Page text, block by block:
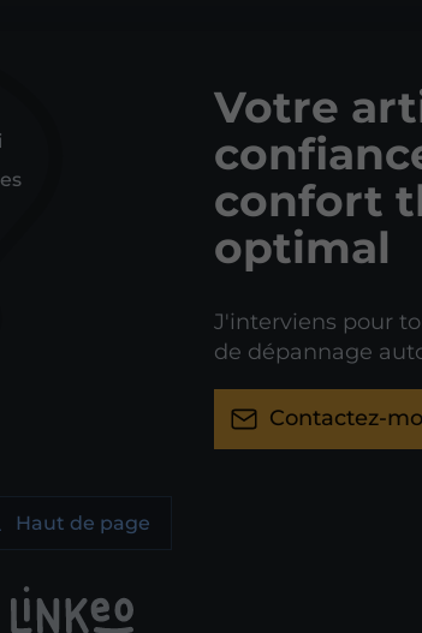
Votre
confort
optimal
J'interviens pour
de dépannage
Contactez-
Haut de page